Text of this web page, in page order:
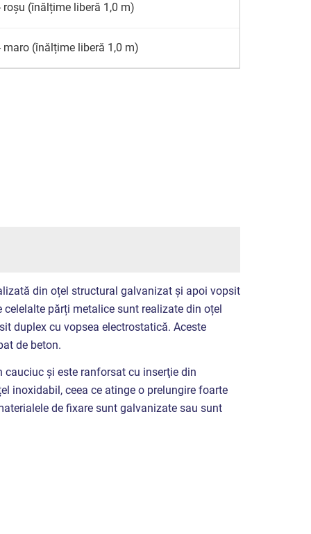
roșu (înălțime liberă 1,0 m)
maro (înălțime liberă 1,0 m)
din oțel structural galvanizat și apoi vopsit
părți metalice sunt realizate din oțel
duplex cu vopsea electrostatică. Aceste
de beton.
cauciuc și este ranforsat cu inserţie din
inoxidabil, ceea ce atinge o prelungire foarte
de fixare sunt galvanizate sau sunt